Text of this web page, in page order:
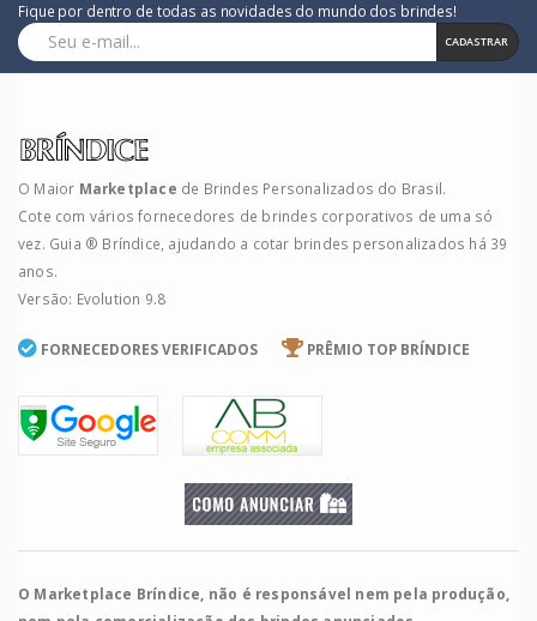
Fique por dentro de todas as novidades do mundo dos brindes!
CADASTRAR
O Maior Marketplace de Brindes Personalizados do Brasil.
Cote com vários fornecedores de brindes corporativos de uma só
vez. Guia ® Bríndice, ajudando a cotar brindes personalizados há 39
anos.
Versão: Evolution 9.8
FORNECEDORES VERIFICADOS PRÊMIO TOP BRÍNDICE
O Marketplace Bríndice, não é responsável nem pela produção,